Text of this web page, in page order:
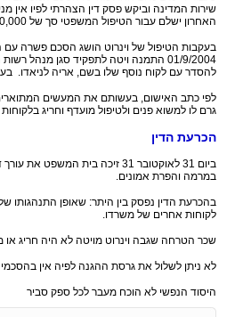
האחרון ישלם עבור הטיפול המשפטי סך של 20,000 שקל, שיפרעו ב 20 תשלומים שווים.
להסדר עם לקוח נוסף שלו בשם, אריה לניאדו. בעצתו
לפי כתב האישום, בעשותם את המעשים המתוארים
גרם לו למשוא פנים ולטיפול מועדף וחריג בלקוחות
הכרעת הדין
ביום 31 לאוקטובר 31 זיכה בית
במרמה והפרת אמונים.
בהכרעת הדין נפסק בין היתר: שאופן התנהגותו
לקוחות אחרים של משרדו.
שכר הטרחה שגבה וינרוט מויטה לא היה חריג
לא ניתן לשלול את גרסת ההגנה לפיה אין
היסוד הנפשי לא הוכח מעבר לכל ספק סביר